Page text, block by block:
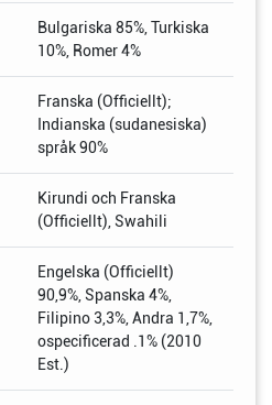
Bulgariska 85%, Turkiska
10%, Romer 4%
Franska (Officiellt);
Indianska (sudanesiska)
språk 90%
Kirundi och Franska
(Officiellt), Swahili
Engelska (Officiellt)
90,9%, Spanska 4%,
Filipino 3,3%, Andra 1,7%,
ospecificerad .1% (2010
Est.)